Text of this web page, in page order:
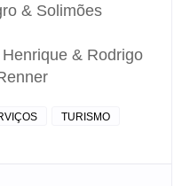
& Solimões
& Rodrigo
TURISMO